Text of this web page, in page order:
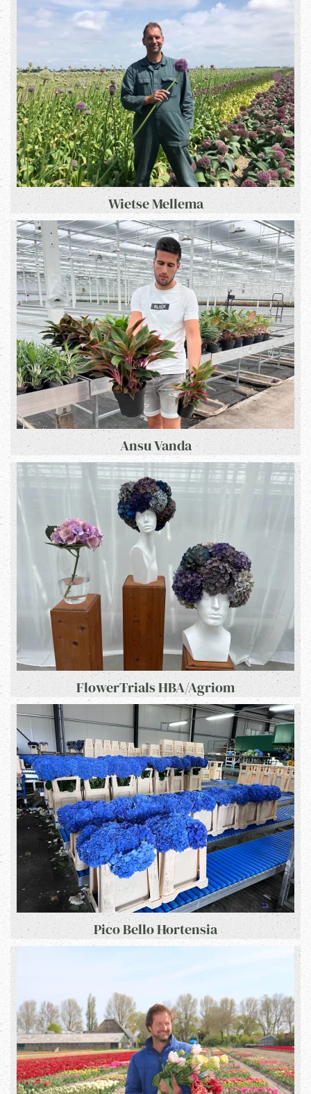
Wietse Mellema
Ansu Vanda
FlowerTrials HBA/Agriom
Pico Bello Hortensia